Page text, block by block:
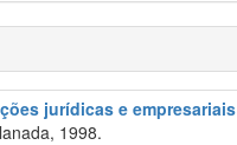
jurídicas e empresariais
1998.